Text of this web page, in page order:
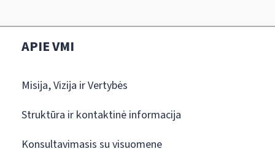
APIE VMI
Misija, Vizija ir Vertybės
Struktūra ir kontaktinė informacija
Konsultavimasis su visuomene